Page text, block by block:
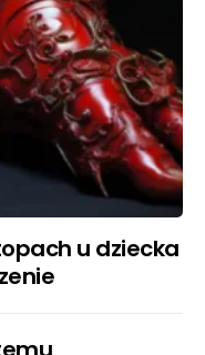
u dziecka